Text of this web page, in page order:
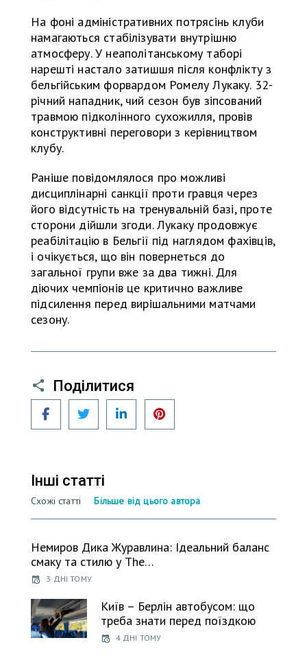
На фоні адміністративних потрясінь клуби
намагаються стабілізувати внутрішню
атмосферу. У неаполітанському таборі
нарешті настало затишшя після конфлікту з
бельгійським форвардом Ромелу Лукаку. 32-
річний нападник, чий сезон був зіпсований
травмою підколінного сухожилля, провів
конструктивні переговори з керівництвом
клубу.
Раніше повідомлялося про можливі
дисциплінарні санкції проти гравця через
його відсутність на тренувальній базі, проте
сторони дійшли згоди. Лукаку продовжує
реабілітацію в Бельгії під наглядом фахівців,
і очікується, що він повернеться до
загальної групи вже за два тижні. Для
діючих чемпіонів це критично важливе
підсилення перед вирішальними матчами
сезону.
Поділитися
FacebookTwitter LinkedIn
Інші статті
Схожі статті Більше від цього автора
Немиров Дика Журавлина: Ідеальний баланс
смаку та стилю у The…
3 ДНІ ТОМУ
Київ – Берлін автобусом: що
треба знати перед поїздкою
4 ДНІ ТОМУ